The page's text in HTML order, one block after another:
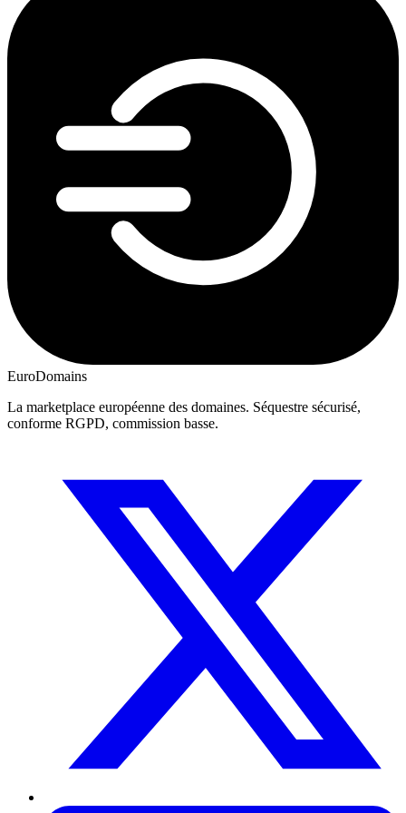
EuroDomains
La marketplace européenne des domaines. Séquestre sécurisé,
conforme RGPD, commission basse.